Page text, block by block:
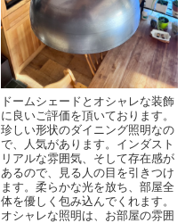
ドームシェードとオシャレな装飾
に良いご評価を頂いております。
珍しい形状のダイニング照明なの
で、人気があります。インダスト
リアルな雰囲気、そして存在感が
あるので、見る人の目を引きつけ
ます。柔らかな光を放ち、部屋全
体を優しく包み込んでくれます。
オシャレな照明は、お部屋の雰囲